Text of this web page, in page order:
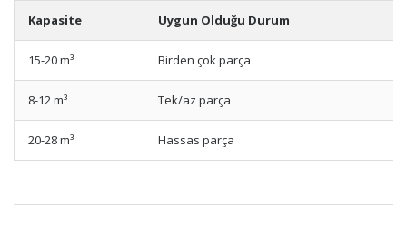
Kapasite Uygun Olduğu Durum
15-20 m³ Birden çok parça
8-12 m³ Tek/az parça
20-28 m³ Hassas parça